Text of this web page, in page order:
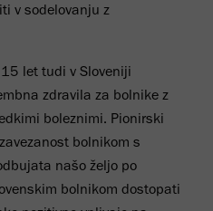
v sodelovanju z
let tudi v Sloveniji
zdravila za bolnike z
boleznimi. Pionirski
bolnikom s
našo željo po
bolnikom dostopati